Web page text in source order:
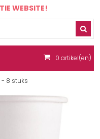
WEBSITE!
0 artikel(en)
- 8 stuks